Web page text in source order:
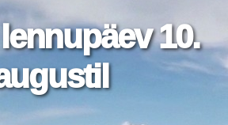
10.